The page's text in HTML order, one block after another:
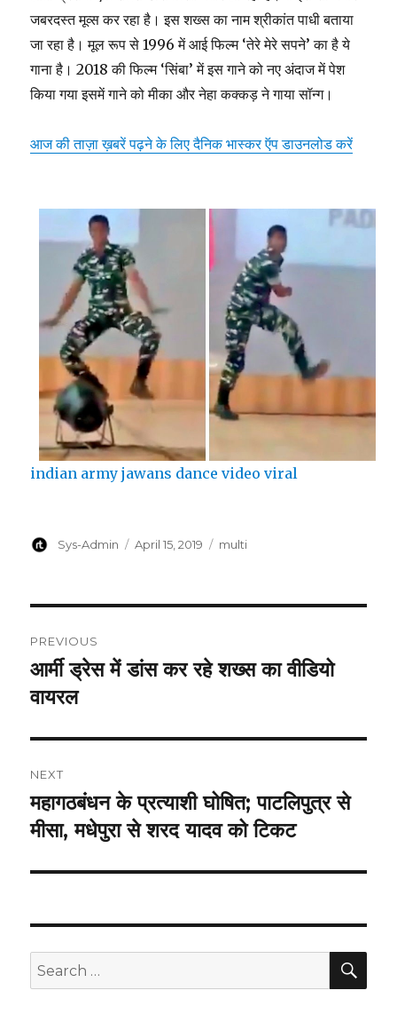
जबरदस्त मूव्स कर रहा है। इस शख्स का नाम श्रीकांत पाधी बताया
जा रहा है। मूल रूप से 1996 में आई फिल्म ‘तेरे मेरे सपने’ का है ये
गाना है। 2018 की फिल्म ‘सिंबा’ में इस गाने को नए अंदाज में पेश
किया गया इसमें गाने को मीका और नेहा कक्कड़ ने गाया सॉन्ग।
आज की ताज़ा ख़बरें पढ़ने के लिए दैनिक भास्कर ऍप डाउनलोड करें
indian army jawans dance video viral
Author
Sys-Admin
Posted
April 15, 2019 Categories
multi
navigation
PREVIOUS
Previous
post:
आर्मी ड्रेस में डांस कर रहे शख्स का वीडियो
वायरल
NEXT
Next
post:
महागठबंधन के प्रत्याशी घोषित; पाटलिपुत्र से
मीसा, मधेपुरा से शरद यादव को टिकट
Search
for: